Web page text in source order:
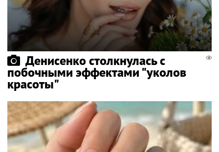
Денисенко столкнулась с
побочными эффектами "уколов
красоты"